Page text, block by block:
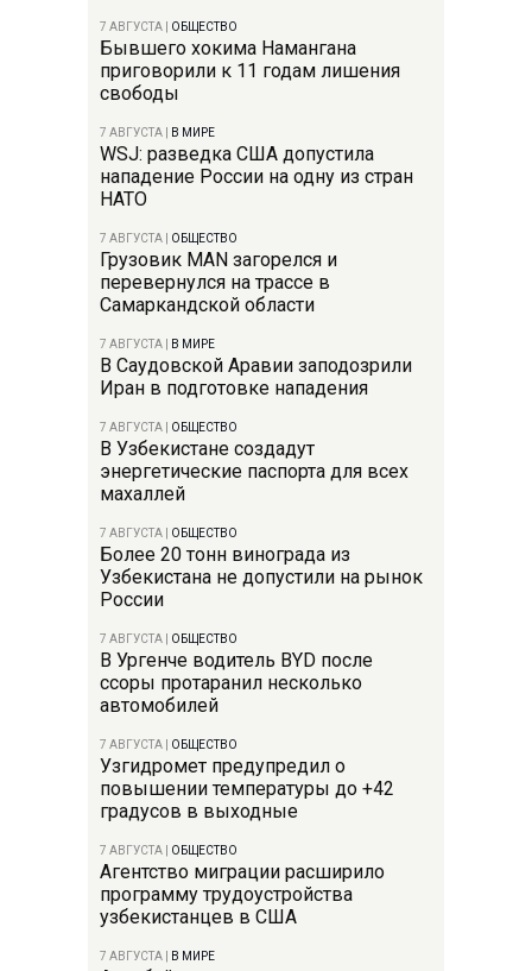
7 АВГУСТА ОБЩЕСТВО
Бывшего хокима Намангана
приговорили к 11 годам лишения
свободы
7 АВГУСТА В МИРЕ
WSJ: разведка США допустила
нападение России на одну из стран
НАТО
7 АВГУСТА ОБЩЕСТВО
Грузовик MAN загорелся и
перевернулся на трассе в
Самаркандской области
7 АВГУСТА В МИРЕ
В Саудовской Аравии заподозрили
Иран в подготовке нападения
7 АВГУСТА ОБЩЕСТВО
В Узбекистане создадут
энергетические паспорта для всех
махаллей
7 АВГУСТА ОБЩЕСТВО
Более 20 тонн винограда из
Узбекистана не допустили на рынок
России
7 АВГУСТА ОБЩЕСТВО
В Ургенче водитель BYD после
ссоры протаранил несколько
автомобилей
7 АВГУСТА ОБЩЕСТВО
Узгидромет предупредил о
повышении температуры до +42
градусов в выходные
7 АВГУСТА ОБЩЕСТВО
Агентство миграции расширило
программу трудоустройства
узбекистанцев в США
7 АВГУСТА В МИРЕ